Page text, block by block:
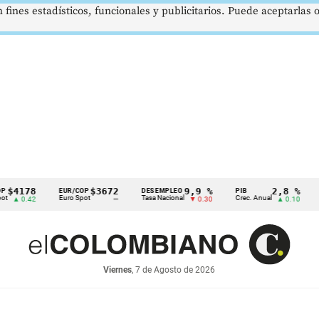
EUR/COP
Euro Spot
$3672
—
DESEMPLEO
Tasa Nacional
9,9 %
▼ 0.30
PIB
Crec. Anual
2,8 %
▲ 0.10
TRM
Tasa
Viernes, 7 de Agosto de 2026
estadísticos, funcionales y publicitarios. Puede aceptarlas